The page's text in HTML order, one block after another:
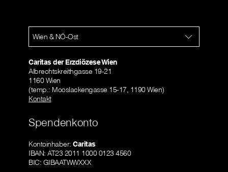
Wien & NÖ-Ost
Caritas der Erzdiözese Wien
Albrechtskreithgasse 19-21
1160 Wien
(temp.: Mooslackengasse 15-17, 1190 Wien)
Kontakt
Spendenkonto
Kontoinhaber: Caritas
IBAN: AT23 2011 1000 0123 4560
BIC: GIBAATWWXXX